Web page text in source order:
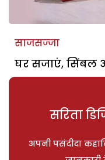
साजसज्जा
घर सजाएं,
सरिता
अपनी पसंदीदा